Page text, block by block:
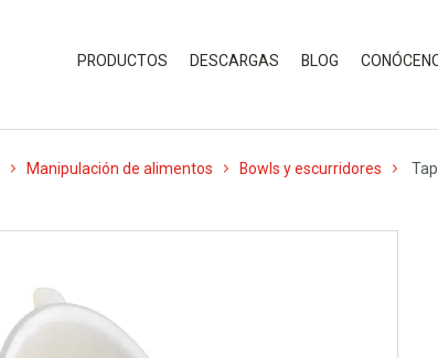
PRODUCTOS DESCARGAS BLOG
Manipulación de alimentos Bowls y escurridores